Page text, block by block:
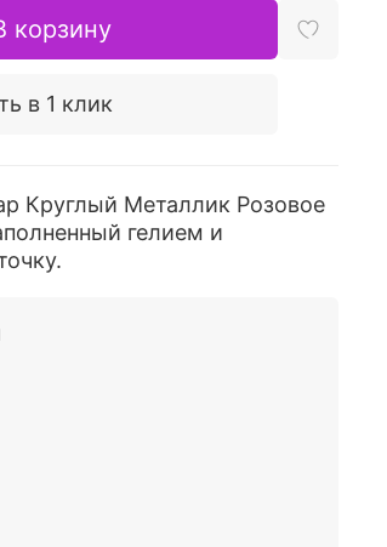
корзину
в 1 клик
Круглый Металлик Розовое
гелием и